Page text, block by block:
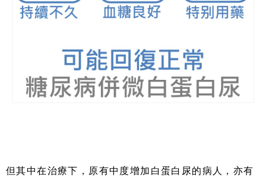
但其中在治療下，原有中度增加白蛋白尿的病人，亦有